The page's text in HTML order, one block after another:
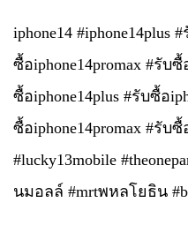
iphone14 #iphone14plus
ซื้อiphone14promax #รับซื้
ซื้อiphone14plus #รับซื้อ
ซื้อiphone14promax #รับ
#lucky13mobile
นมอลล์ #mrtพหลโยธิน